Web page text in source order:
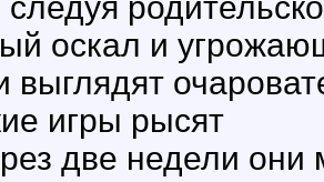
оскал и
выглядят
игры рысят
две недели они